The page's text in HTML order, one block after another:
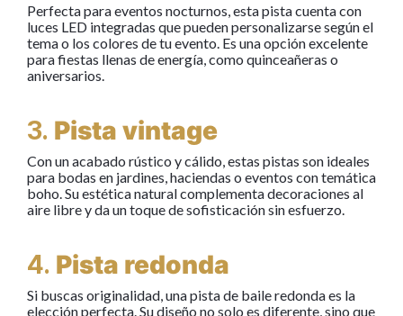
Perfecta para eventos nocturnos, esta pista cuenta con
luces LED integradas que pueden personalizarse según el
tema o los colores de tu evento. Es una opción excelente
para fiestas llenas de energía, como quinceañeras o
aniversarios.
3. Pista vintage
Con un acabado rústico y cálido, estas pistas son ideales
para bodas en jardines, haciendas o eventos con temática
boho. Su estética natural complementa decoraciones al
aire libre y da un toque de sofisticación sin esfuerzo.
4. Pista redonda
Si buscas originalidad, una pista de baile redonda es la
elección perfecta. Su diseño no solo es diferente, sino que